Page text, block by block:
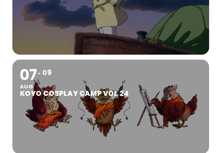
07
AUG
09
KOYO COSPLAY CAMP VOL 24